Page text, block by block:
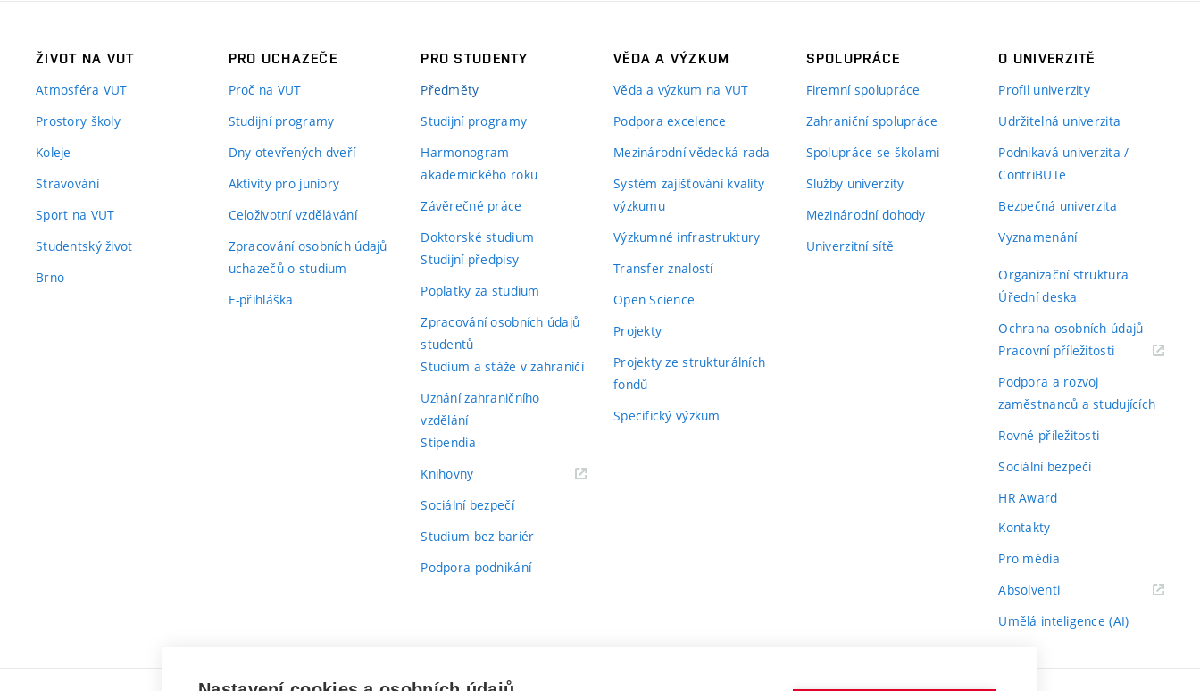
ŽIVOT NA VUT
Atmosféra VUT
Prostory školy
Koleje
Stravování
Sport na VUT
Studentský život
Brno
PRO UCHAZEČE
Proč na VUT
Studijní programy
Dny otevřených dveří
Aktivity pro juniory
Celoživotní vzdělávání
Zpracování osobních údajů
uchazečů o studium
E-přihláška
PRO STUDENTY
Předměty
Studijní programy
Harmonogram
akademického roku
Závěrečné práce
Doktorské studium
Studijní předpisy
Poplatky za studium
Zpracování osobních údajů
studentů
Studium a stáže v zahraničí
Uznání zahraničního
vzdělání
Stipendia
Knihovny(externí
Sociální bezpečí
Studium bez bariér
Podpora podnikání
VĚDA A VÝZKUM
Věda a výzkum na VUT
Podpora excelence
Mezinárodní vědecká rada
Systém zajišťování kvality
výzkumu
Výzkumné infrastruktury
Transfer znalostí
Open Science
Projekty
Projekty ze strukturálních
fondů
Specifický výzkum
SPOLUPRÁCE
Firemní spolupráce
Zahraniční spolupráce
Spolupráce se školami
Služby univerzity
Mezinárodní dohody
Univerzitní sítě
O UNIVERZITĚ
Profil univerzity
Udržitelná univerzita
Podnikavá univerzita /
ContriBUTe
Bezpečná univerzita
Vyznamenání
Organizační struktura
Úřední deska
Ochrana osobních údajů
Pracovní příležitosti(externí
Podpora a rozvoj
zaměstnanců a studujících
Rovné příležitosti
Sociální bezpečí
HR Award
Kontakty
Pro média
Absolventi(externí
Umělá inteligence (AI)